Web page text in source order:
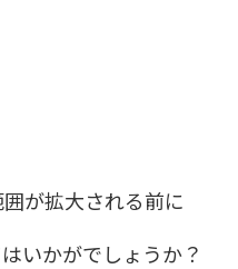
が拡大される前に
いかがでしょうか？